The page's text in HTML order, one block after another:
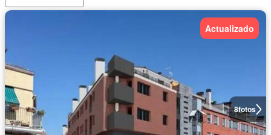
8fotos
Actualizado